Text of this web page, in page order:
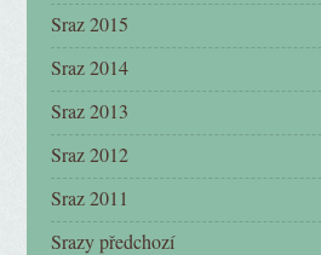
Sraz 2015
Sraz 2014
Sraz 2013
Sraz 2012
Sraz 2011
Srazy předchozí